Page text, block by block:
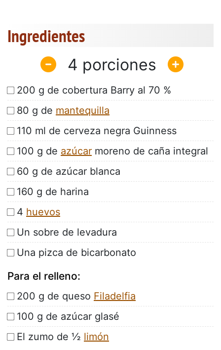
Ingredientes
4
200 g de cobertura Barry al 70 %
80 g de mantequilla
110 ml de cerveza negra Guinness
100 g de azúcar moreno de caña integral
60 g de azúcar blanca
160 g de harina
4 huevos
Un sobre de levadura
Una pizca de bicarbonato
Para el relleno:
200 g de queso Filadelfia
100 g de azúcar glasé
El zumo de ½ limón